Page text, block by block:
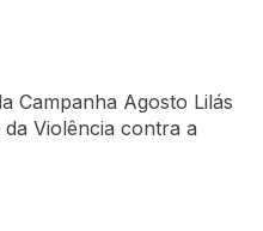
Campanha Agosto Lilás
Violência contra a